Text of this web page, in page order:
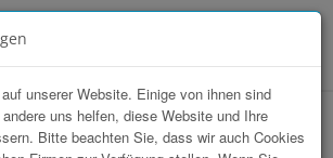
unserer Website. Einige von ihnen sind
uns helfen, diese Website und Ihre
Bitte beachten Sie, dass wir auch Cookies